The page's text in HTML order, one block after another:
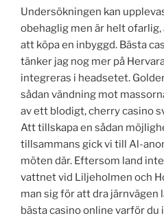
Undersökningen kan
obehaglig men är helt
att köpa en inbyggd. Bästa
tänker jag nog mer på
integreras i headsetet.
sådan vändning mot
av ett blodigt, cherry casino
Att tillskapa en sådan
tillsammans gick vi till Al-
möten där. Eftersom land
vattnet vid Liljeholmen och
man sig för att dra järnvägen
bästa casino online varför du